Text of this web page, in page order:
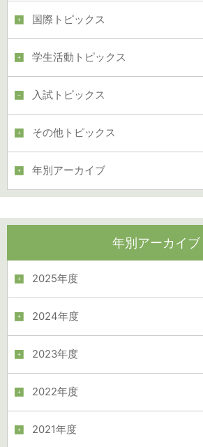
国際トピックス
学生活動トピックス
入試トピックス
その他トピックス
年別アーカイブ
年別アーカイブ
2025年度
2024年度
2023年度
2022年度
2021年度